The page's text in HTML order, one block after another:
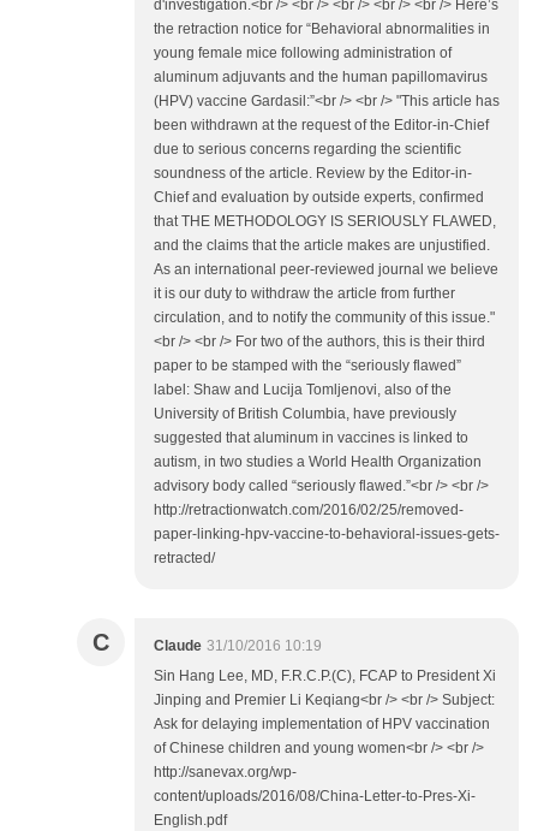
d'investigation.<br /> <br /> <br /> <br /> <br /> Here’s
the retraction notice for “Behavioral abnormalities in
young female mice following administration of
aluminum adjuvants and the human papillomavirus
(HPV) vaccine Gardasil:”<br /> <br /> "This article has
been withdrawn at the request of the Editor-in-Chief
due to serious concerns regarding the scientific
soundness of the article. Review by the Editor-in-
Chief and evaluation by outside experts, confirmed
that THE METHODOLOGY IS SERIOUSLY FLAWED,
and the claims that the article makes are unjustified.
As an international peer-reviewed journal we believe
it is our duty to withdraw the article from further
circulation, and to notify the community of this issue."
<br /> <br /> For two of the authors, this is their third
paper to be stamped with the “seriously flawed”
label: Shaw and Lucija Tomljenovi, also of the
University of British Columbia, have previously
suggested that aluminum in vaccines is linked to
autism, in two studies a World Health Organization
advisory body called “seriously flawed.”<br /> <br />
http://retractionwatch.com/2016/02/25/removed-
paper-linking-hpv-vaccine-to-behavioral-issues-gets-
retracted/
C Claude 31/10/2016 10:19
Sin Hang Lee, MD, F.R.C.P.(C), FCAP to President Xi
Jinping and Premier Li Keqiang<br /> <br /> Subject:
Ask for delaying implementation of HPV vaccination
of Chinese children and young women<br /> <br />
http://sanevax.org/wp-
content/uploads/2016/08/China-Letter-to-Pres-Xi-
English.pdf